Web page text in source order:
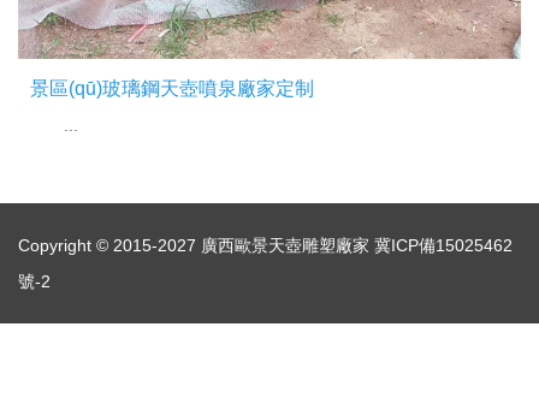
景區(qū)玻璃鋼天壺噴泉廠家定制
...
Copyright © 2015-2027 廣西歐景天壺雕塑廠家 冀ICP備15025462
號-2